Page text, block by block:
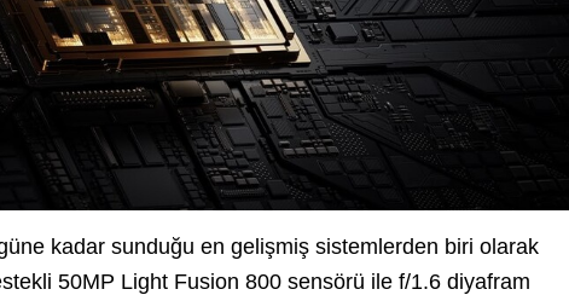
kadar sunduğu en gelişmiş sistemlerden biri olarak
50MP Light Fusion 800 sensörü ile f/1.6 diyafram